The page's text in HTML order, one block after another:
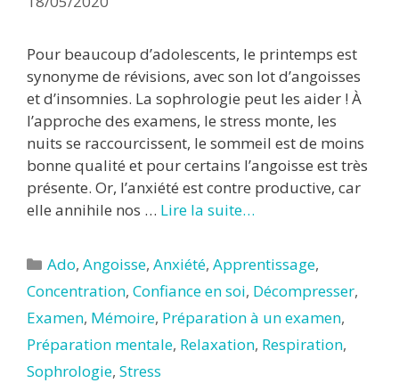
Pour beaucoup d’adolescents, le printemps est
synonyme de révisions, avec son lot d’angoisses
et d’insomnies. La sophrologie peut les aider ! À
l’approche des examens, le stress monte, les
nuits se raccourcissent, le sommeil est de moins
bonne qualité et pour certains l’angoisse est très
présente. Or, l’anxiété est contre productive, car
elle annihile nos … Lire la suite…
Catégories
Ado,Angoisse,Anxiété,Apprentissage,
Concentration, Confiance en soi, Décompresser,
Examen, Mémoire, Préparation à un examen,
Préparation mentale, Relaxation, Respiration,
Sophrologie, Stress